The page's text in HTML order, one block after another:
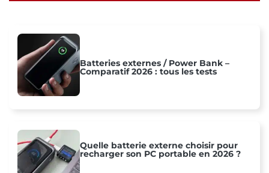
Batteries externes / Power Bank –
Comparatif 2026 : tous les tests
Quelle batterie externe choisir pour
recharger son PC portable en 2026 ?